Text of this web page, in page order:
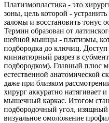
Платизмопластика - это
зоны, цель которой -
заломы и восстановить тонус
Термин образован от
шейной мышцы - платизмы,
подбородка до ключиц. Доступ
миниатюрный разрез в
подбородком). Главный плюс
естественной анатомической
даже при близком
хирург аккуратно натягивает
мышечный каркас. Итогом
подбородочный угол, изящный
визуальное омоложение